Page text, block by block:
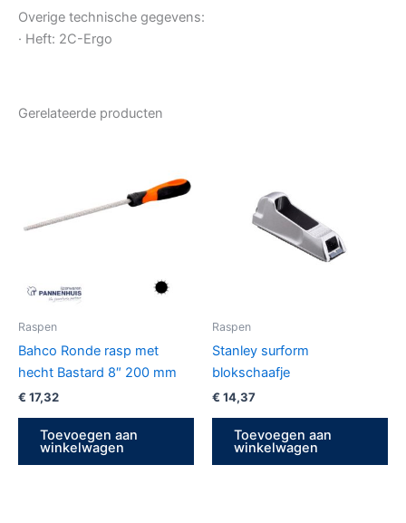
Overige technische gegevens:
· Heft: 2C-Ergo
Gerelateerde producten
Raspen
Bahco Ronde rasp met
hecht Bastard 8″ 200 mm
€ 17,32
Toevoegen aan
winkelwagen
Raspen
Stanley surform
blokschaafje
€ 14,37
Toevoegen aan
winkelwagen